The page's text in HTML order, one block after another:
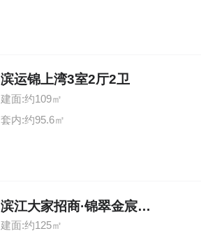
滨运锦上湾3室2厅2卫
建面:约109㎡
套内:约95.6㎡
滨江大家招商·锦翠金宸府4室2厅2卫
建面:约125㎡